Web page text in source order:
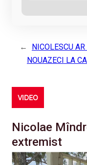
←
NICOLESCU
NOUAZECI LA
VIDEO
Nicolae
extremist